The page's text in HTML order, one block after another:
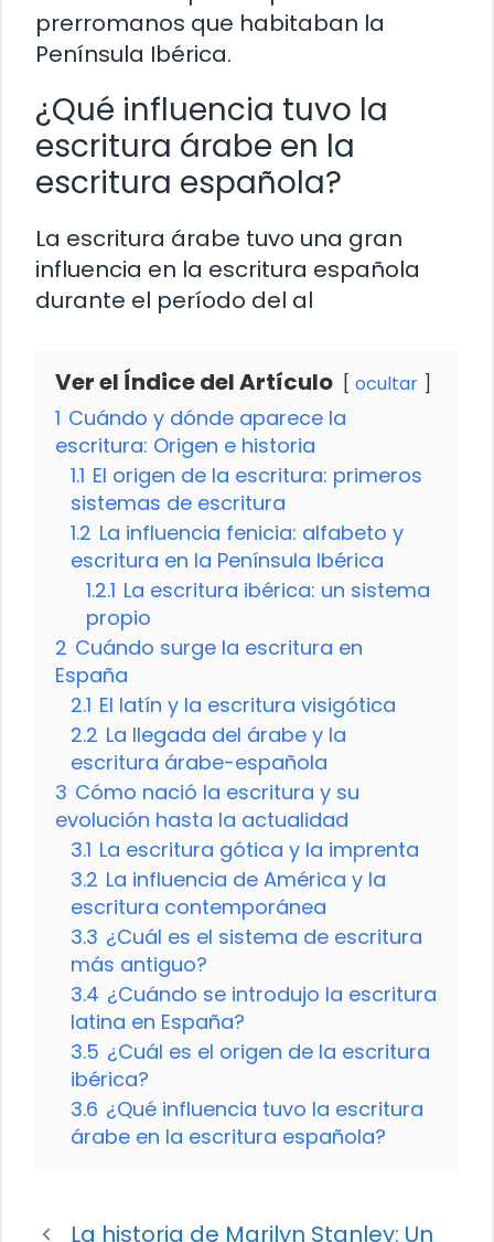
prerromanos que habitaban la
Península Ibérica.
¿Qué influencia tuvo la
escritura árabe en la
escritura española?
La escritura árabe tuvo una gran
influencia en la escritura española
durante el período del al
Ver el Índice del Artículo ocultar
1 Cuándo y dónde aparece la
escritura: Origen e historia
1.1 El origen de la escritura: primeros
sistemas de escritura
1.2 La influencia fenicia: alfabeto y
escritura en la Península Ibérica
1.2.1 La escritura ibérica: un sistema
propio
2 Cuándo surge la escritura en
España
2.1 El latín y la escritura visigótica
2.2 La llegada del árabe y la
escritura árabe-española
3 Cómo nació la escritura y su
evolución hasta la actualidad
3.1 La escritura gótica y la imprenta
3.2 La influencia de América y la
escritura contemporánea
3.3 ¿Cuál es el sistema de escritura
más antiguo?
3.4 ¿Cuándo se introdujo la escritura
latina en España?
3.5 ¿Cuál es el origen de la escritura
ibérica?
3.6 ¿Qué influencia tuvo la escritura
árabe en la escritura española?
La historia de Marilyn Stanley: Un